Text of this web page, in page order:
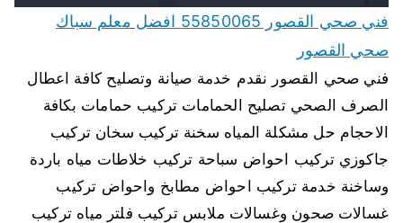
فني صحي القصور 55850065 افضل معلم سباك
صحي القصور
فني صحي القصور نقدم خدمة صيانة وتصليح كافة اعطال
الصرف الصحي تصليح الحمامات تركيب حمامات بكافة
الاحجام حل مشكلة المياه سخنة تركيب سخان تركيب
جاكوزي تركيب احواض سباحة تركيب خلاطات مياه باردة
وساخنة خدمة تركيب احواض مطابخ واحواض تركيب
غسالات صحون وغسالات ملابس تركيب فلتر مياه تركيب